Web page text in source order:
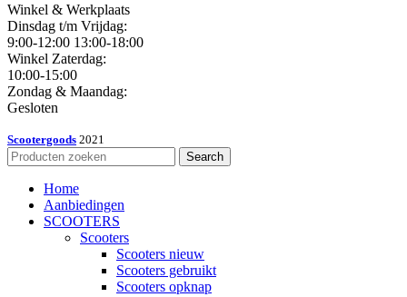
Winkel & Werkplaats
Dinsdag t/m Vrijdag:
9:00-12:00 13:00-18:00
Winkel Zaterdag:
10:00-15:00
Zondag & Maandag:
Gesloten
Scootergoods 2021
Search
Home
Aanbiedingen
SCOOTERS
Scooters
Scooters nieuw
Scooters gebruikt
Scooters opknap